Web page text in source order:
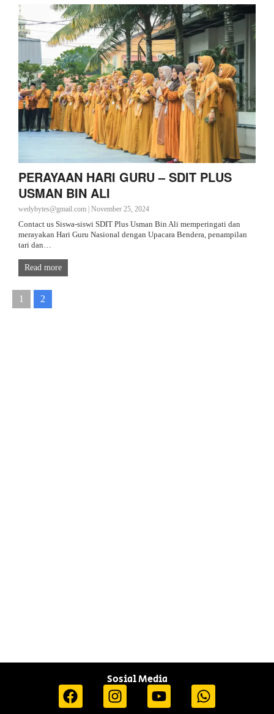
PERAYAAN HARI GURU – SDIT PLUS
USMAN BIN ALI
wedybytes@gmail.com November 25, 2024
Contact us Siswa-siswi SDIT Plus Usman Bin Ali memperingati dan
merayakan Hari Guru Nasional dengan Upacara Bendera, penampilan
tari dan…
Read more
1 2
Sosial Media